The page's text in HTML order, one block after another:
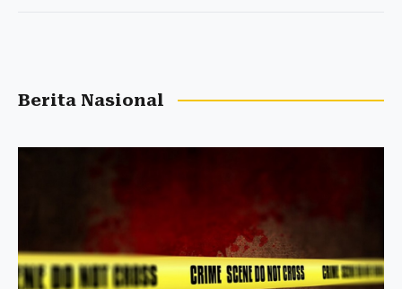
Berita Nasional